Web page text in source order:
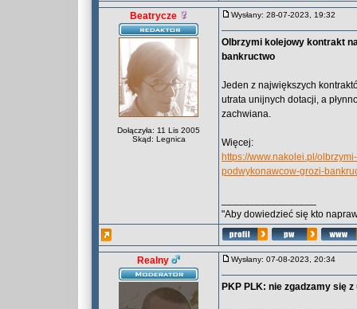
Beatrycze
Dołączyła: 11 Lis 2005
Skąd: Legnica
Wysłany: 28-07-2023, 19:32
Olbrzymi kolejowy kontrakt
bankructwo
Jeden z największych
utrata unijnych dotacji, a
zachwiana.
Więcej:
https://www.nakolei.pl/
podwykonawcow-grozi-
"Aby dowiedzieć się kto
Realny Wysłany: 07-08-2023, 20:34
PKP PLK: nie zgadzamy się